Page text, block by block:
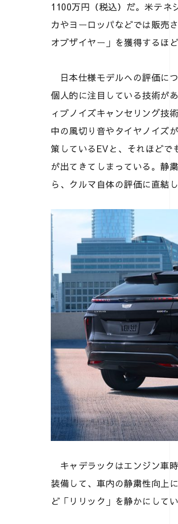
1100万円（税込）だ。米テネ
カやヨーロッパなどでは販売
オブザイヤー」を獲得するほ
日本仕様モデルへの評価に
個人的に注目している技術が
ィブノイズキャンセリング技
中の風切り音やタイヤノイズ
策しているEVと、それほど
が出てきてしまっている。静
ら、クルマ自体の評価に直結し
キャデラックはエンジン車
装備して、車内の静粛性向上
ど「リリック」を静かにして